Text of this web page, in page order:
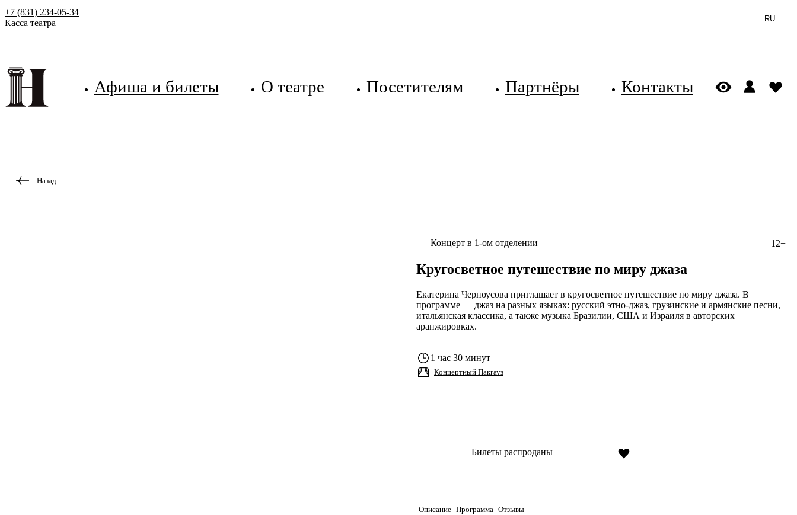
+7 (831) 234-05-34
Касса театра
RU
Афиша и билеты О театре Посетителям Партнёры Контакты
Назад
Концерт в 1-ом отделении 12+
Кругосветное путешествие по миру джаза
Екатерина Черноусова приглашает в кругосветное путешествие по миру джаза. В
программе — джаз на разных языках: русский этно-джаз, грузинские и армянские песни,
итальянская классика, а также музыка Бразилии, США и Израиля в авторских
аранжировках.
1 час 30 минут
Концертный Пакгауз
Билеты распроданы
Описание Программа Отзывы